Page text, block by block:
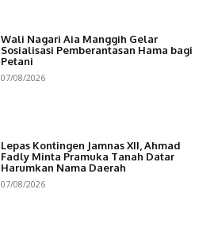
Wali Nagari Aia Manggih Gelar
Sosialisasi Pemberantasan Hama bagi
Petani
07/08/2026
Lepas Kontingen Jamnas XII, Ahmad
Fadly Minta Pramuka Tanah Datar
Harumkan Nama Daerah
07/08/2026